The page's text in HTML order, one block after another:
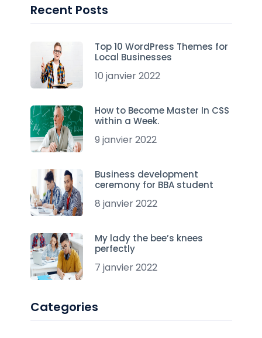
Recent Posts
Top 10 WordPress Themes for
Local Businesses
10 janvier 2022
How to Become Master In CSS
within a Week.
9 janvier 2022
Business development
ceremony for BBA student
8 janvier 2022
My lady the bee’s knees
perfectly
7 janvier 2022
Categories